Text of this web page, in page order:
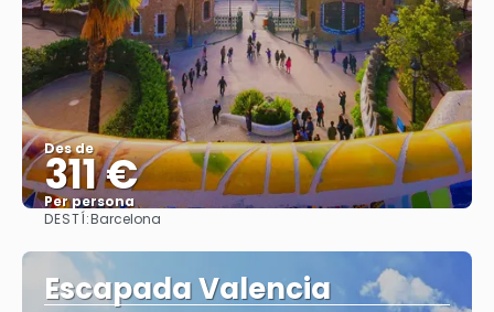
Des de
311 €
Per persona
DESTÍ:Barcelona
Escapada Valencia